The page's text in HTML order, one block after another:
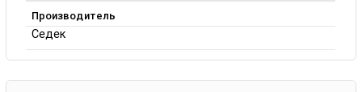
Производитель
Седек